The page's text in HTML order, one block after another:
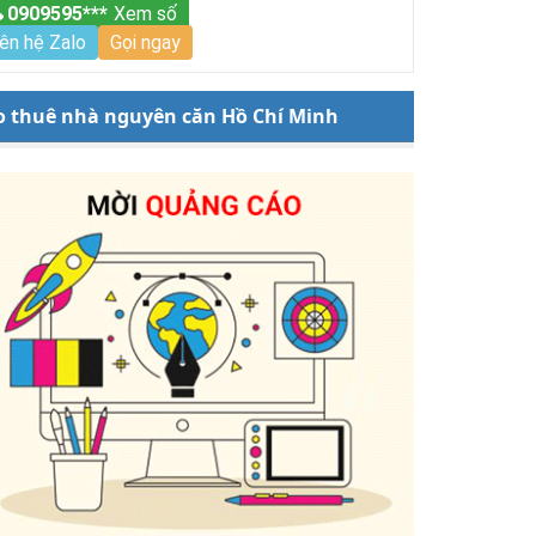
0909595*** Xem số
hệ Zalo
Gọi ngay
thuê nhà nguyên căn Hồ Chí Minh